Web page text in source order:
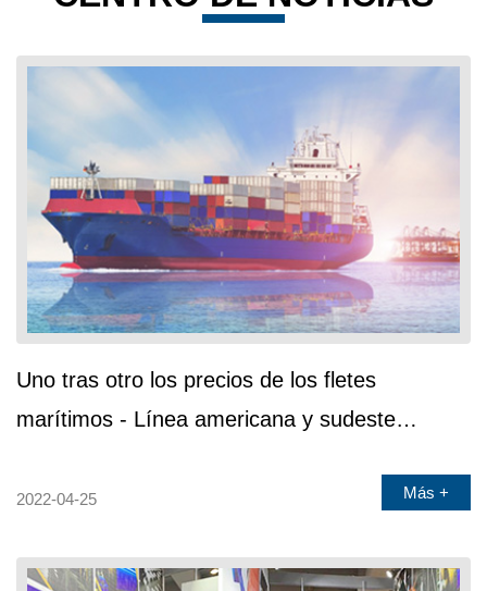
Uno tras otro los precios de los fletes
marítimos - Línea americana y sudeste
2022-04-25 Más +